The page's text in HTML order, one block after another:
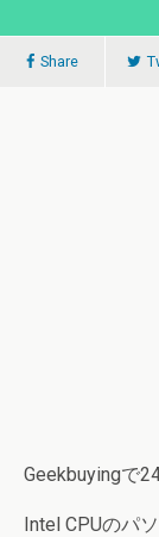
Share
Geekbuyingで
Intel CPUのパ